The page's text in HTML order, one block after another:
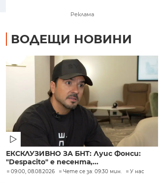
Реклама
ВОДЕЩИ НОВИНИ
ЕКСКЛУЗИВНО ЗА БНТ: Луис Фонси:
"Despacito" е песента,...
09:00, 08.08.2026 Чете се за: 09:30 мин. У нас